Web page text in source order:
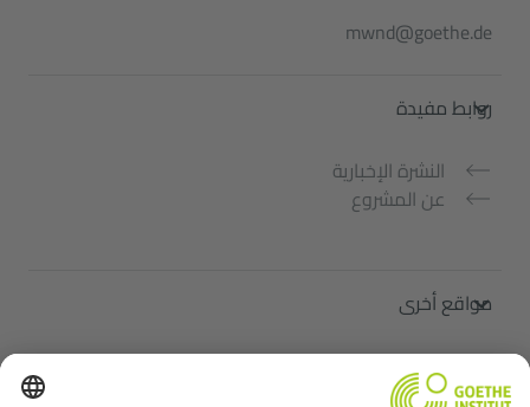
mwnd@goethe.de
روابط مفيدة
النشرة الإخبارية
عن المشروع
مواقع أخرى
ملتقى "اللغة الألمانية من أجلك"
تعلم الألمانية مجانًا